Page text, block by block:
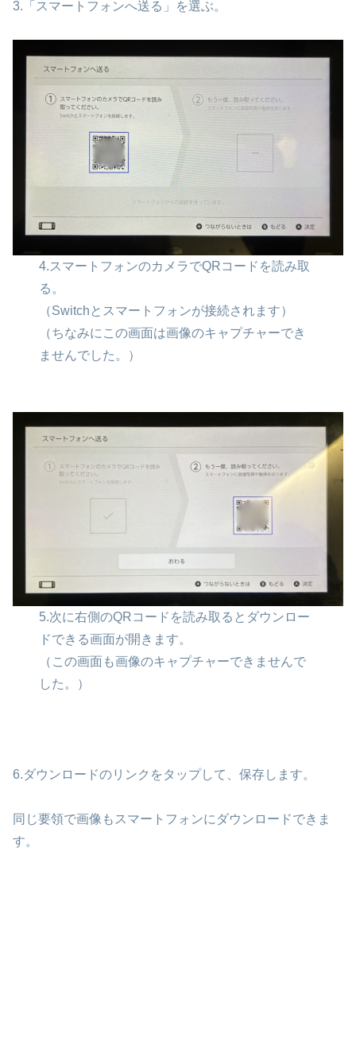
3.「スマートフォンへ送る」を選ぶ。
4.スマートフォンのカメラでQRコードを読み取
る。
（Switchとスマートフォンが接続されます）
（ちなみにこの画面は画像のキャプチャーでき
ませんでした。）
5.次に右側のQRコードを読み取るとダウンロー
ドできる画面が開きます。
（この画面も画像のキャプチャーできませんで
した。）
6.ダウンロードのリンクをタップして、保存します。
同じ要領で画像もスマートフォンにダウンロードできま
す。